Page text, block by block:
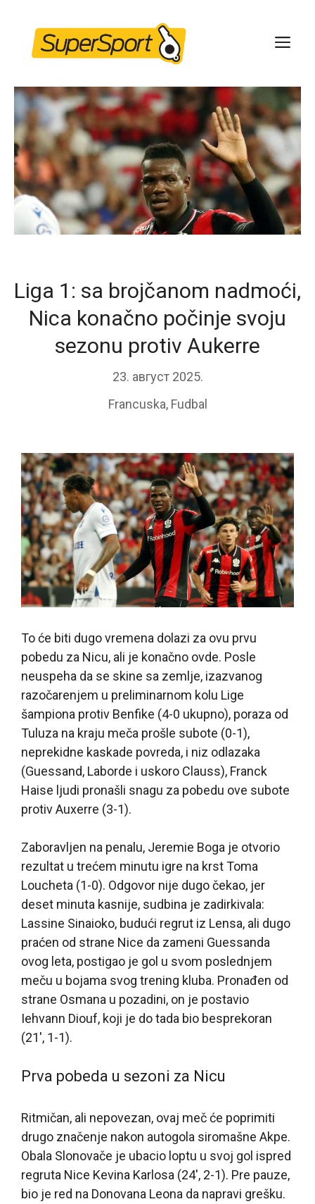
content
Liga 1: sa brojčanom nadmoći,
Nica konačno počinje svoju
sezonu protiv Aukerre
23. август 2025.
Francuska, Fudbal
To će biti dugo vremena dolazi za ovu prvu
pobedu za Nicu, ali je konačno ovde. Posle
neuspeha da se skine sa zemlje, izazvanog
razočarenjem u preliminarnom kolu Lige
šampiona protiv Benfike (4-0 ukupno), poraza od
Tuluza na kraju meča prošle subote (0-1),
neprekidne kaskade povreda, i niz odlazaka
(Guessand, Laborde i uskoro Clauss), Franck
Haise ljudi pronašli snagu za pobedu ove subote
protiv Auxerre (3-1).
Zaboravljen na penalu, Jeremie Boga je otvorio
rezultat u trećem minutu igre na krst Toma
Loucheta (1-0). Odgovor nije dugo čekao, jer
deset minuta kasnije, sudbina je zadirkivala:
Lassine Sinaioko, budući regrut iz Lensa, ali dugo
praćen od strane Nice da zameni Guessanda
ovog leta, postigao je gol u svom poslednjem
meču u bojama svog trening kluba. Pronađen od
strane Osmana u pozadini, on je postavio
Iehvann Diouf, koji je do tada bio besprekoran
(21′, 1-1).
Prva pobeda u sezoni za Nicu
Ritmičan, ali nepovezan, ovaj meč će poprimiti
drugo značenje nakon autogola siromašne Akpe.
Obala Slonovače je ubacio loptu u svoj gol ispred
regruta Nice Kevina Karlosa (24′, 2-1). Pre pauze,
bio je red na Donovana Leona da napravi grešku.